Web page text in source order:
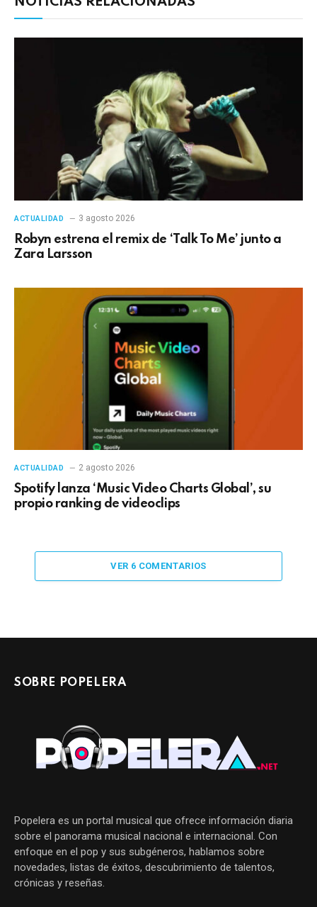
ACTUALIDAD 3 agosto 2026
Robyn estrena el remix de ‘Talk To Me’ junto a
Zara Larsson
ACTUALIDAD 2 agosto 2026
Spotify lanza ‘Music Video Charts Global’, su
propio ranking de videoclips
VER 6 COMENTARIOS
SOBRE POPELERA
Popelera es un portal musical que ofrece información diaria
sobre el panorama musical nacional e internacional. Con
enfoque en el pop y sus subgéneros, hablamos sobre
novedades, listas de éxitos, descubrimiento de talentos,
crónicas y reseñas.